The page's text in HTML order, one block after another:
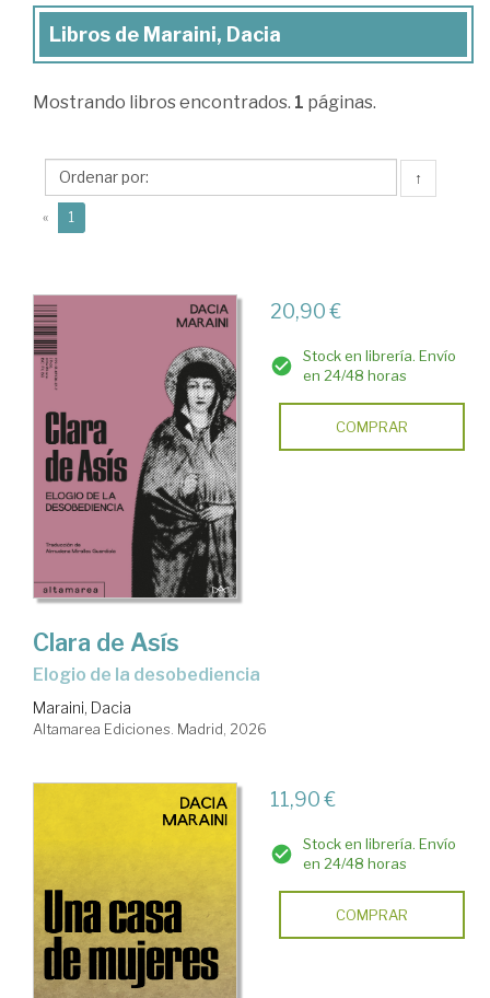
Libros
Maraini,
Libros de Maraini, Dacia
Mostrando libros encontrados. 1 páginas.
↑
« 1
20,90 €
Stock en librería. Envío
en 24/48 horas
COMPRAR
Clara de Asís
Elogio de la desobediencia
Maraini, Dacia
Altamarea Ediciones. Madrid, 2026
11,90 €
Stock en librería. Envío
en 24/48 horas
COMPRAR